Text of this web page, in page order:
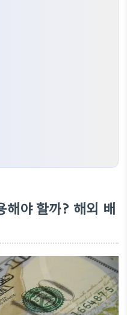
해야 할까? 해외 배